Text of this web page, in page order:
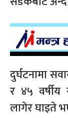
दुर्घटनामा
र ४५ वर्षीय
लागेर घाइते